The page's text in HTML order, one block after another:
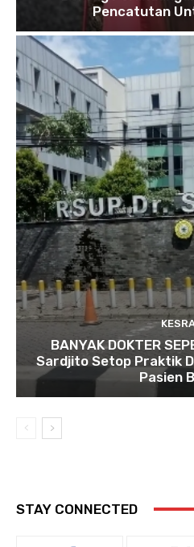
Pencatutan
BANYAK DOKTER
Sardjito Setop Praktik
Pasien
STAY CONNECTED